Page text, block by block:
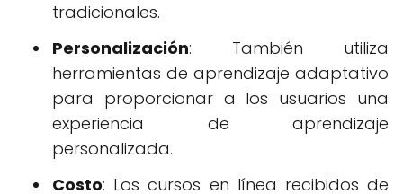
tradicionales.
Personalización: También utiliza
herramientas de aprendizaje adaptativo
para proporcionar a los usuarios una
experiencia de aprendizaje
personalizada.
Costo: Los cursos en línea recibidos de